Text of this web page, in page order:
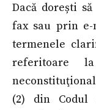
Dacă dorești
fax sau prin
termenele
referitoare
(2) din Codul